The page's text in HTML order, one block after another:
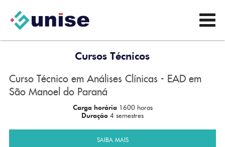
Cursos Técnicos
Curso Técnico em Análises Clínicas - EAD em
São Manoel do Paraná
Carga horária 1600 horas
Duração 4 semestres
SAIBA MAIS